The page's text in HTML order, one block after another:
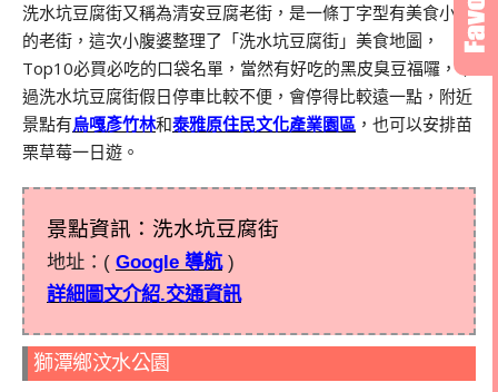
洗水坑豆腐街又稱為清安豆腐老街，是一條丁字型有美食小吃
的老街，這次小腹婆整理了「洗水坑豆腐街」美食地圖，
Top10必買必吃的口袋名單，當然有好吃的黑皮臭豆福囉，不
過洗水坑豆腐街假日停車比較不便，會停得比較遠一點，附近
景點有烏嘎彥竹林和泰雅原住民文化產業園區 ，也可以安排苗
栗草莓一日遊。
景點資訊：洗水坑豆腐街
地址：( Google 導航)
詳細圖文介紹.交通資訊
獅潭鄉汶水公園